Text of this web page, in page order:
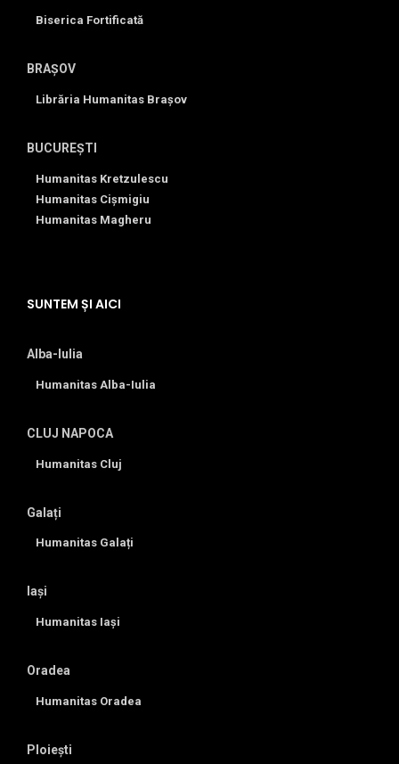
Biserica Fortificată
BRAȘOV
Librăria Humanitas Brașov
BUCUREȘTI
Humanitas Kretzulescu
Humanitas Cișmigiu
Humanitas Magheru
SUNTEM ȘI AICI
Alba-Iulia
Humanitas Alba-Iulia
CLUJ NAPOCA
Humanitas Cluj
Galați
Humanitas Galați
Iași
Humanitas Iași
Oradea
Humanitas Oradea
Ploiești